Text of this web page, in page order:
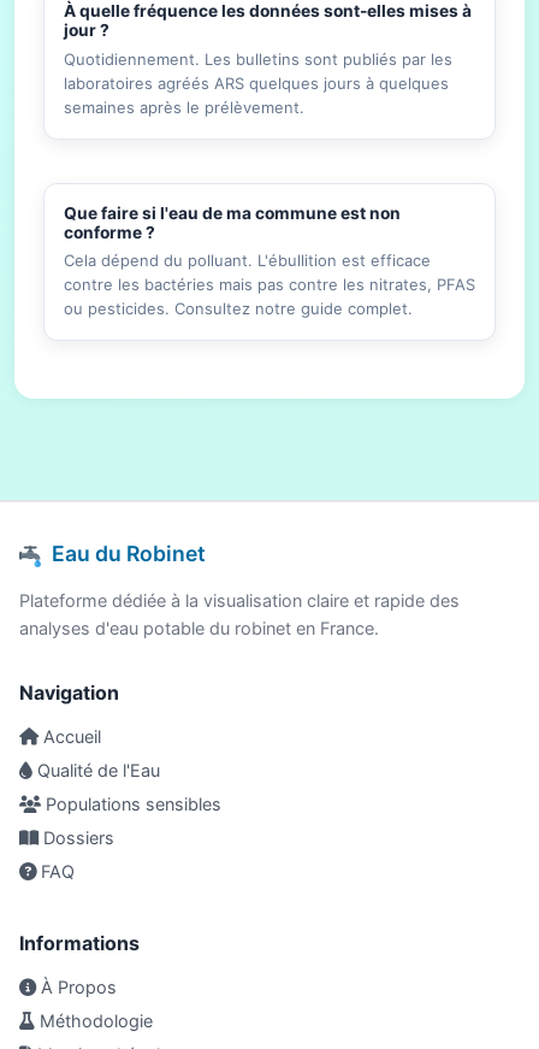
À quelle fréquence les données sont-elles mises à
jour ?
Quotidiennement. Les bulletins sont publiés par les
laboratoires agréés ARS quelques jours à quelques
semaines après le prélèvement.
Que faire si l'eau de ma commune est non
conforme ?
Cela dépend du polluant. L'ébullition est efficace
contre les bactéries mais pas contre les nitrates, PFAS
ou pesticides. Consultez notre guide complet.
Eau du Robinet
Plateforme dédiée à la visualisation claire et rapide des
analyses d'eau potable du robinet en France.
Navigation
Accueil
Qualité de l'Eau
Populations sensibles
Dossiers
FAQ
Informations
À Propos
Méthodologie